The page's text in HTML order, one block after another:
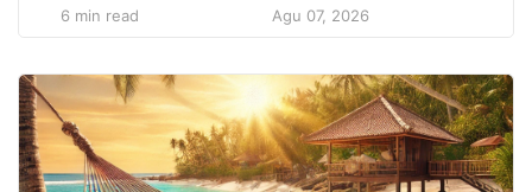
Nusantara. Kota ini memiliki kekayaan budaya dan
khasnya, menggabungkan cita rasa rempah-rempah
khas Sulawesi dengan pengaruh kuliner dari berbagai
bangsa yang […]
6 min read Agu 07, 2026